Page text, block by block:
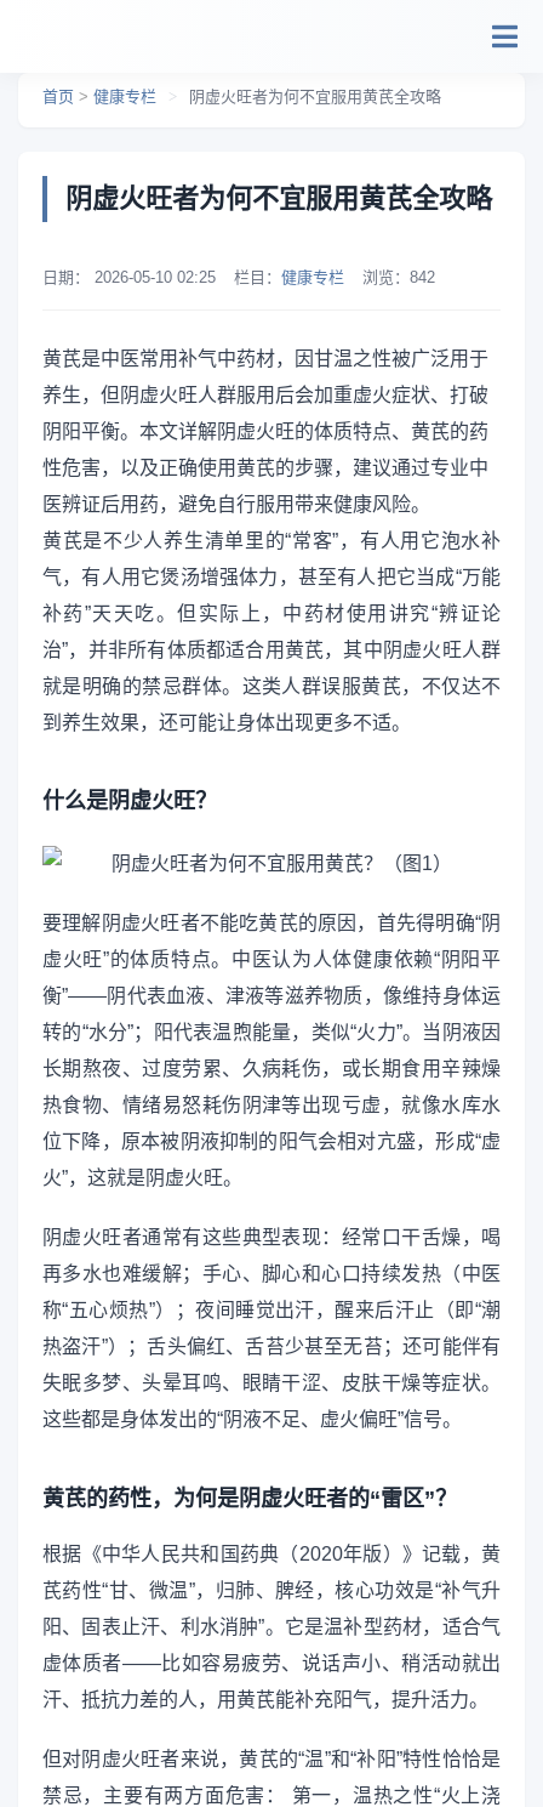
首页 > 健康专栏 > 阴虚火旺者为何不宜服用黄芪全攻略
阴虚火旺者为何不宜服用黄芪全攻略
日期： 2026-05-10 02:25 栏目： 健康专栏 浏览： 842
黄芪是中医常用补气中药材，因甘温之性被广泛用于
养生，但阴虚火旺人群服用后会加重虚火症状、打破
阴阳平衡。本文详解阴虚火旺的体质特点、黄芪的药
性危害，以及正确使用黄芪的步骤，建议通过专业中
医辨证后用药，避免自行服用带来健康风险。
黄芪是不少人养生清单里的“常客”，有人用它泡水补
气，有人用它煲汤增强体力，甚至有人把它当成“万能
补药”天天吃。但实际上，中药材使用讲究“辨证论
治”，并非所有体质都适合用黄芪，其中阴虚火旺人群
就是明确的禁忌群体。这类人群误服黄芪，不仅达不
到养生效果，还可能让身体出现更多不适。
什么是阴虚火旺？
要理解阴虚火旺者不能吃黄芪的原因，首先得明确“阴
虚火旺”的体质特点。中医认为人体健康依赖“阴阳平
衡”——阴代表血液、津液等滋养物质，像维持身体运
转的“水分”；阳代表温煦能量，类似“火力”。当阴液因
长期熬夜、过度劳累、久病耗伤，或长期食用辛辣燥
热食物、情绪易怒耗伤阴津等出现亏虚，就像水库水
位下降，原本被阴液抑制的阳气会相对亢盛，形成“虚
火”，这就是阴虚火旺。
阴虚火旺者通常有这些典型表现：经常口干舌燥，喝
再多水也难缓解；手心、脚心和心口持续发热（中医
称“五心烦热”）；夜间睡觉出汗，醒来后汗止（即“潮
热盗汗”）；舌头偏红、舌苔少甚至无苔；还可能伴有
失眠多梦、头晕耳鸣、眼睛干涩、皮肤干燥等症状。
这些都是身体发出的“阴液不足、虚火偏旺”信号。
黄芪的药性，为何是阴虚火旺者的“雷区”？
根据《中华人民共和国药典（2020年版）》记载，黄
芪药性“甘、微温”，归肺、脾经，核心功效是“补气升
阳、固表止汗、利水消肿”。它是温补型药材，适合气
虚体质者——比如容易疲劳、说话声小、稍活动就出
汗、抵抗力差的人，用黄芪能补充阳气，提升活力。
但对阴虚火旺者来说，黄芪的“温”和“补阳”特性恰恰是
禁忌，主要有两方面危害： 第一，温热之性“火上浇